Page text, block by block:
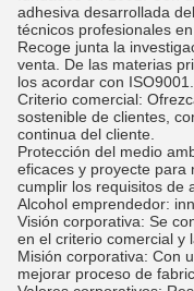
adhesiva desarrollada
técnicos profesionales
Recoge junta la
venta. De las materias
los acordar con ISO9001.
Criterio comercial:
sostenible de clientes,
continua del cliente.
Protección del medio
eficaces y proyecte para
cumplir los requisitos de
Alcohol emprendedor:
Visión corporativa: Se
en el criterio comercial y
Misión corporativa: Con
mejorar proceso de